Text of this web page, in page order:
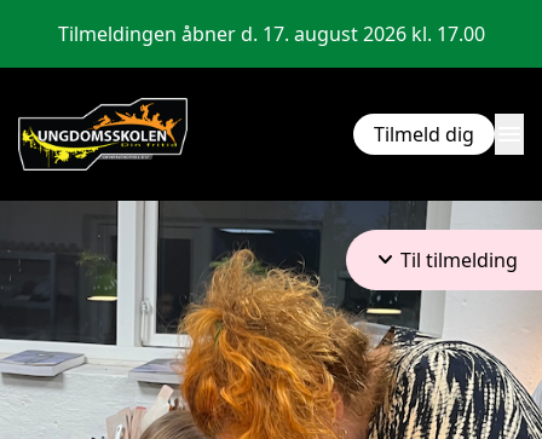
Tilmeldingen åbner d. 17. august 2026 kl. 17.00
Tilmeld dig
keyboard_arrow_down Til tilmelding